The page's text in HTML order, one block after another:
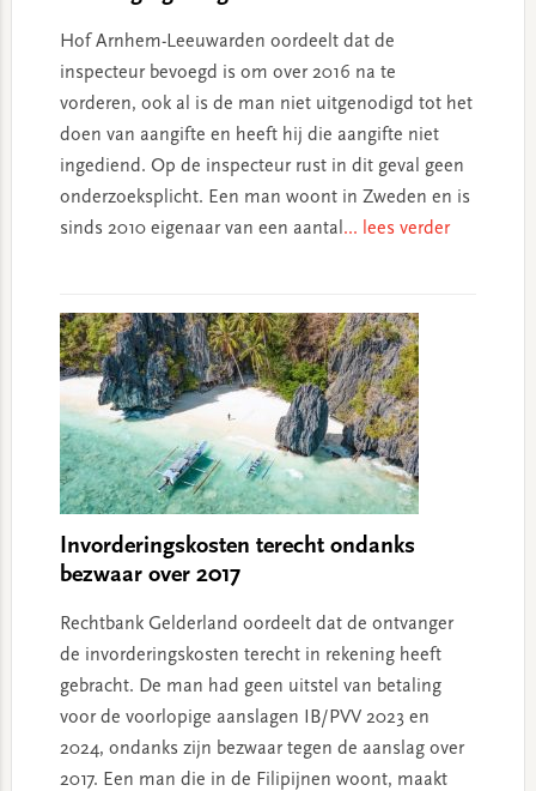
Hof Arnhem-Leeuwarden oordeelt dat de
inspecteur bevoegd is om over 2016 na te
vorderen, ook al is de man niet uitgenodigd tot het
doen van aangifte en heeft hij die aangifte niet
ingediend. Op de inspecteur rust in dit geval geen
onderzoeksplicht. Een man woont in Zweden en is
sinds 2010 eigenaar van een aantal ... lees verder
Invorderingskosten terecht ondanks
bezwaar over 2017
Rechtbank Gelderland oordeelt dat de ontvanger
de invorderingskosten terecht in rekening heeft
gebracht. De man had geen uitstel van betaling
voor de voorlopige aanslagen IB/PVV 2023 en
2024, ondanks zijn bezwaar tegen de aanslag over
2017. Een man die in de Filipijnen woont, maakt